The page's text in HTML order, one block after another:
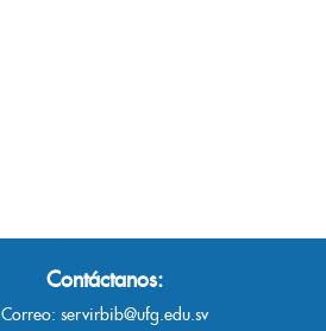
Contáctanos:
Correo: servirbib@ufg.edu.sv